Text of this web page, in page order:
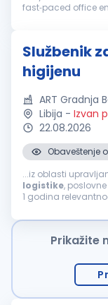
fast‑paced office
Službenik
higijenu
ART Gradnja
Libija - Izvan
22.08.2026
Obaveštenje
...iz oblasti
logistike,
1 godina
Obezbijeđeno: Avio karte u oba pravca. Zdravstveno
zakonima. Obroci.
engleskom jeziku.
o dodatnoj
Kontakt podatke
poslodavaca. Napomena: Samo kandidati koji ispunjavaju
Prikažite